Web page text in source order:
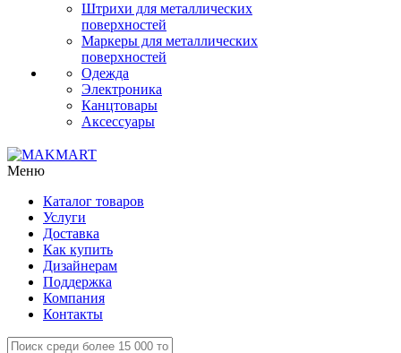
Штрихи для металлических
поверхностей
Маркеры для металлических
поверхностей
Одежда
Электроника
Канцтовары
Аксессуары
Меню
Каталог товаров
Услуги
Доставка
Как купить
Дизайнерам
Поддержка
Компания
Контакты